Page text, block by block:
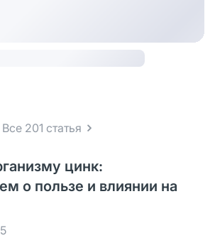
Все 201 статья
цинк:
о пользе и влиянии на